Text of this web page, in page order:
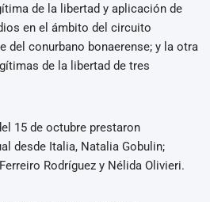
de la libertad y aplicación de
en el ámbito del circuito
del conurbano bonaerense; y la otra
de la libertad de tres
15 de octubre prestaron
desde Italia, Natalia Gobulin;
Rodríguez y Nélida Olivieri.